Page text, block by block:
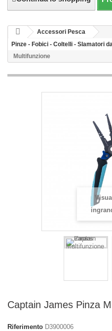
Accessori Pesca
Pinze - Fobici - Coltelli - Slamatori
Multifunzione
Captain James Pinza
Riferimento D3900006